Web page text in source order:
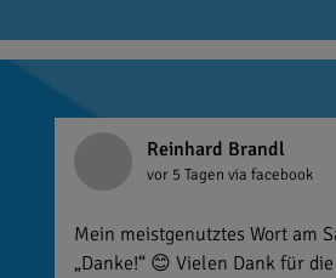
Reinhard Brandl
vor 5 Tagen via facebook
Mein meistgenutztes Wort am
„Danke!“ 😊 Vielen Dank für